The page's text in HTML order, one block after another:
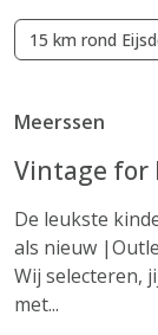
15 km rond
Meerssen
Vintage for
De leukste
als nieuw
Wij selecteren,
met...